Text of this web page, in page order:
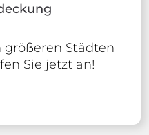
Städten
Sie jetzt an!